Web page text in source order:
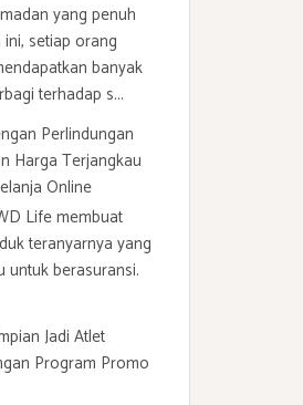
yang penuh
setiap orang
banyak
terhadap s...
Perlindungan
Harga Terjangkau
Online
Life membuat
teranyarnya yang
untuk berasuransi.
Jadi Atlet
Program Promo